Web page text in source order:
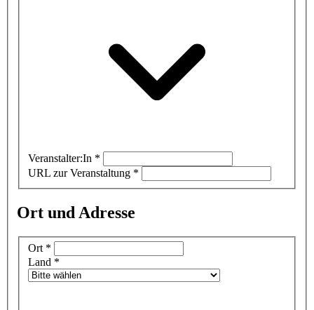
Veranstalter:In *
URL zur Veranstaltung *
Ort und Adresse
Ort *
Land *